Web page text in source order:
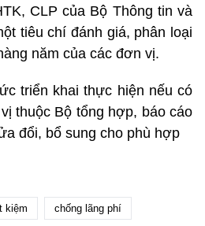
CLP của Bộ Thông tin và
tiêu chí đánh giá, phân loại
năm của các đơn vị.
triển khai thực hiện nếu có
thuộc Bộ tổng hợp, báo cáo
đổi, bổ sung cho phù hợp
kiệm chống lãng phí